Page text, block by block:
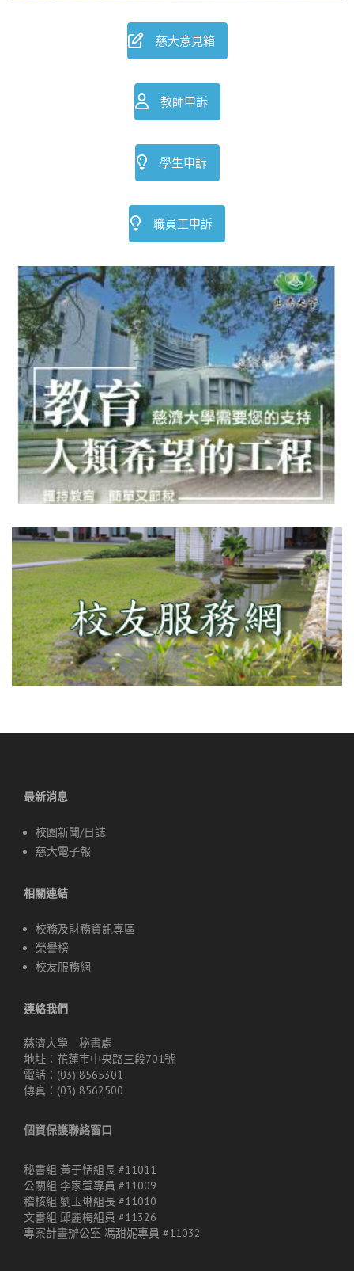
慈大意見箱
教師申訴
學生申訴
職員工申訴
最新消息
校園新聞/日誌
慈大電子報
相關連結
校務及財務資訊專區
榮譽榜
校友服務網
連絡我們
慈濟大學 秘書處
地址：花蓮市中央路三段701號
電話：(03) 8565301
傳真：(03) 8562500
個資保護聯絡窗口
秘書組 黃于恬組長 #11011
公關組 李家萓專員 #11009
稽核組 劉玉琳組長 #11010
文書組 邱麗梅組員 #11326
專案計畫辦公室 馮甜妮專員 #11032